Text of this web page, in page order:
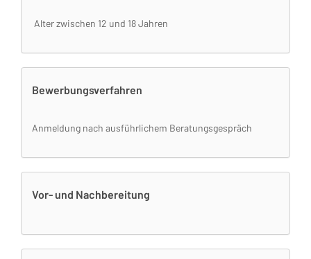
Alter zwischen 12 und 18 Jahren
Bewerbungsverfahren
Anmeldung nach ausführlichem Beratungsgespräch
Vor- und Nachbereitung